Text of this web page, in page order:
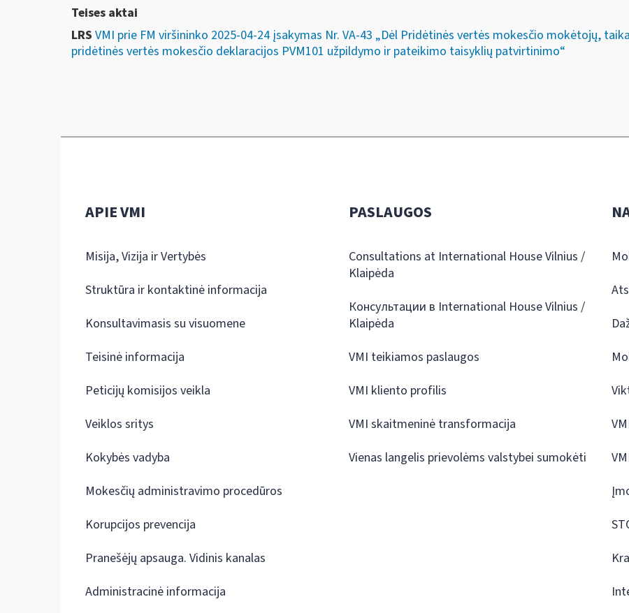
Teises aktai
LRS VMI prie FM viršininko 2025-04-24 įsakymas Nr. VA-43 „Dėl Pridėtinės vertės mokesčio mokėtojų,
pridėtinės vertės mokesčio deklaracijos PVM101 užpildymo ir pateikimo taisyklių patvirtinimo“
APIE VMI
Misija, Vizija ir Vertybės
Struktūra ir kontaktinė informacija
Konsultavimasis su visuomene
Teisinė informacija
Peticijų komisijos veikla
Veiklos sritys
Kokybės vadyba
Mokesčių administravimo procedūros
Korupcijos prevencija
Pranešėjų apsauga. Vidinis kanalas
Administracinė informacija
PASLAUGOS
Consultations at International House Vilnius /
Klaipėda
Консультации в International House Vilnius /
Klaipėda
VMI teikiamos paslaugos
VMI kliento profilis
VMI skaitmeninė transformacija
Vienas langelis prievolėms valstybei sumokėti